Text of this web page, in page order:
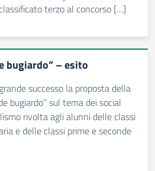
terzo al concorso […]
bugiardo” – esito
successo la proposta della
bugiardo” sul tema dei social
rivolta agli alunni delle classi
e delle classi prime e seconde